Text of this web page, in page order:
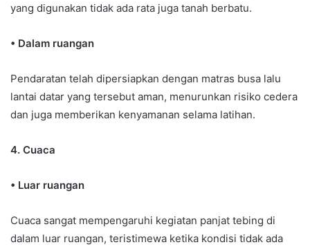
yang digunakan tidak ada rata juga tanah berbatu.
• Dalam ruangan
Pendaratan telah dipersiapkan dengan matras busa lalu
lantai datar yang tersebut aman, menurunkan risiko cedera
dan juga memberikan kenyamanan selama latihan.
4. Cuaca
• Luar ruangan
Cuaca sangat mempengaruhi kegiatan panjat tebing di
dalam luar ruangan, teristimewa ketika kondisi tidak ada